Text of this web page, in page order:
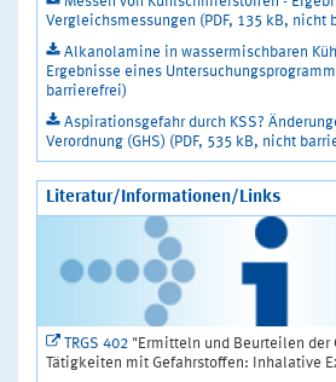
Vergleichsmessungen (PDF, 135 kB, nicht
Alkanolamine in wassermischbaren
Ergebnisse eines
barrierefrei)
Aspirationsgefahr durch KSS?
Verordnung (GHS) (PDF, 535 kB, nicht
Literatur/Informationen/Links
TRGS 402 "Ermitteln und Beurteilen der
Tätigkeiten mit Gefahrstoffen: Inhalative